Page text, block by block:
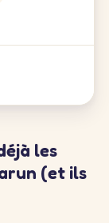
les
(et ils